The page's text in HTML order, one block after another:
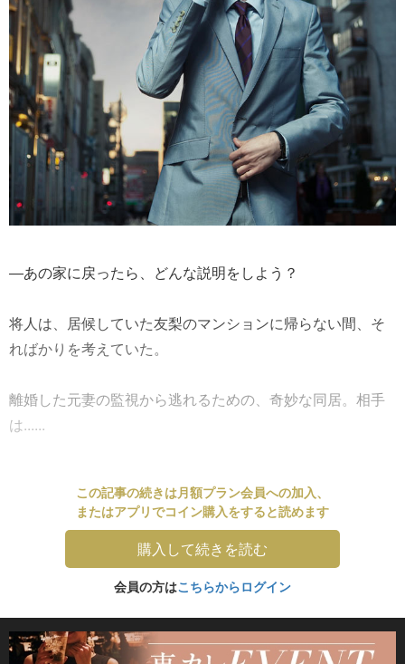
―あの家に戻ったら、どんな説明をしよう？
将人は、居候していた友梨のマンションに帰らない間、そ
ればかりを考えていた。
離婚した元妻の監視から逃れるための、奇妙な同居。相手
は......
この記事の続きは月額プラン会員への加入、
またはアプリでコイン購入をすると読めます
購入して続きを読む
会員の方はこちらからログイン